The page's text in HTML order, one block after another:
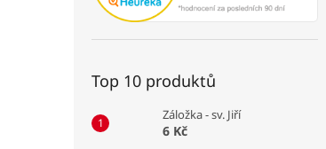
Top 10 produktů
Záložka - sv. Jiří
6 Kč